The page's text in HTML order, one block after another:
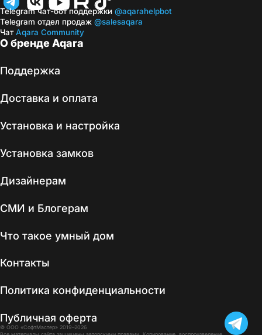
О бренде Aqara
Поддержка
Доставка и оплата
Установка и настройка
Установка замков
Дизайнерам
СМИ и Блогерам
Что такое умный дом
Контакты
Политика конфиденциальности
Публичная оферта
© ООО «СофтМастер» 2019–2026
Telegram чат-бот поддержки @aqarahelpbot
Telegram отдел продаж @salesaqara
ЧатAqara Community